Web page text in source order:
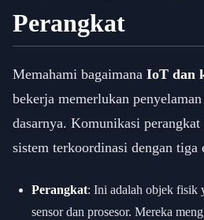
Perangkat
Memahami bagaimana IoT dan
bekerja memerlukan
dasarnya. Komunikasi
sistem terkoordinasi dengan tiga
Perangkat: Ini adalah objek fisik
sensor dan prosesor. Mereka